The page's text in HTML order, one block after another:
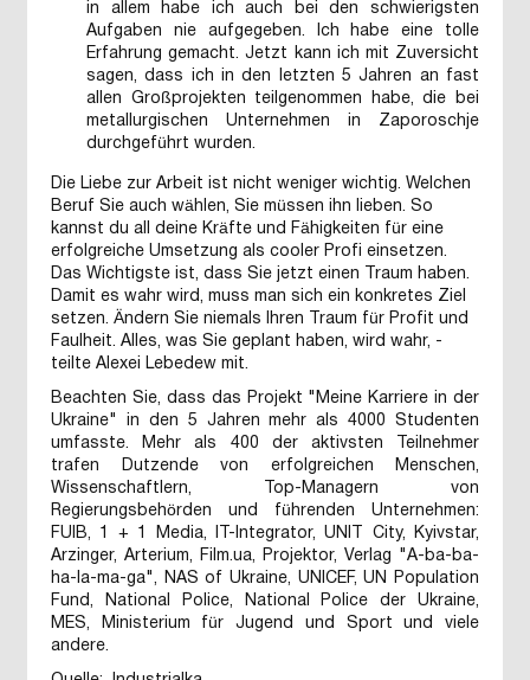
in allem habe ich auch bei den schwierigsten
Aufgaben nie aufgegeben. Ich habe eine tolle
Erfahrung gemacht. Jetzt kann ich mit Zuversicht
sagen, dass ich in den letzten 5 Jahren an fast
allen Großprojekten teilgenommen habe, die bei
metallurgischen Unternehmen in Zaporoschje
durchgeführt wurden.
Die Liebe zur Arbeit ist nicht weniger wichtig. Welchen
Beruf Sie auch wählen, Sie müssen ihn lieben. So
kannst du all deine Kräfte und Fähigkeiten für eine
erfolgreiche Umsetzung als cooler Profi einsetzen.
Das Wichtigste ist, dass Sie jetzt einen Traum haben.
Damit es wahr wird, muss man sich ein konkretes Ziel
setzen. Ändern Sie niemals Ihren Traum für Profit und
Faulheit. Alles, was Sie geplant haben, wird wahr, -
teilte Alexei Lebedew mit.
Beachten Sie, dass das Projekt "Meine Karriere in der
Ukraine" in den 5 Jahren mehr als 4000 Studenten
umfasste. Mehr als 400 der aktivsten Teilnehmer
trafen Dutzende von erfolgreichen Menschen,
Wissenschaftlern, Top-Managern von
Regierungsbehörden und führenden Unternehmen:
FUIB, 1 + 1 Media, IT-Integrator, UNIT City, Kyivstar,
Arzinger, Arterium, Film.ua, Projektor, Verlag "A-ba-ba-
ha-la-ma-ga", NAS of Ukraine, UNICEF, UN Population
Fund, National Police, National Police der Ukraine,
MES, Ministerium für Jugend und Sport und viele
andere.